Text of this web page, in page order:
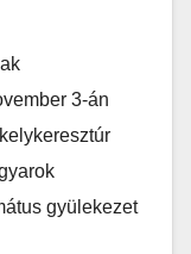
3-án
gyülekezet